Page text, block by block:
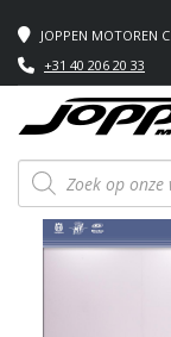
JOPPEN MOTOREN
+31 40 206 20 33
Producten
zoeken